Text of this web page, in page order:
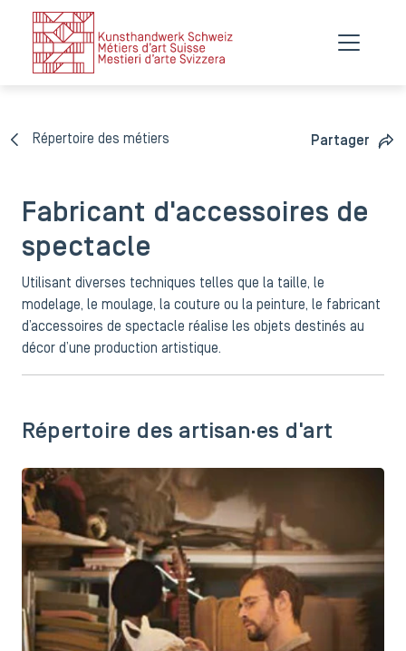
Répertoire des métiers Partager
Fabricant d'accessoires de
spectacle
Utilisant diverses techniques telles que la taille, le
modelage, le moulage, la couture ou la peinture, le fabricant
d’accessoires de spectacle réalise les objets destinés au
décor d’une production artistique.
Répertoire des artisan·es d'art